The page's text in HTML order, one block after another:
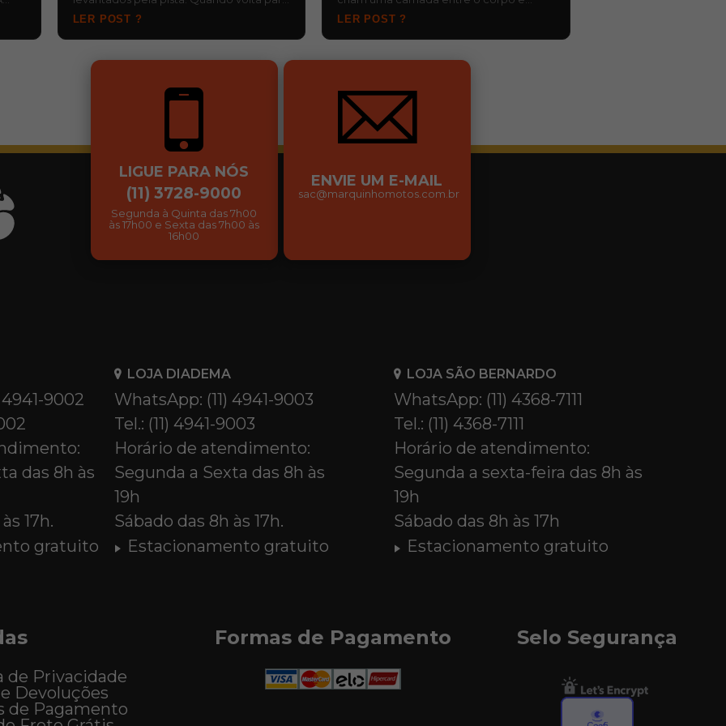
d…
o baú ainda molhada e fica esquecida,…
LER POST ?
riscos comuns da rotina, como o contato
LER POST ?
LIGUE PARA NÓS
(11) 3728-9000
Segunda à Quinta das 7h00
às 17h00 e Sexta das 7h00 às
16h00
ENVIE UM E-MAIL
sac@marquinhomotos.com.br
9002
das 8h às
17h.
gratuito
LOJA DIADEMA
WhatsApp: (11) 4941-9003
Tel.: (11) 4941-9003
Horário de atendimento:
Segunda a Sexta das 8h às
19h
Sábado das 8h às 17h.
Estacionamento gratuito
LOJA SÃO BERNARDO
WhatsApp: (11) 4368-7111
Tel.: (11) 4368-7111
Horário de atendimento:
Segunda a sexta-feira das 8h às
19h
Sábado das 8h às 17h
Estacionamento gratuito
de Privacidade
Devoluções
de Pagamento
Formas de Pagamento Selo Segurança